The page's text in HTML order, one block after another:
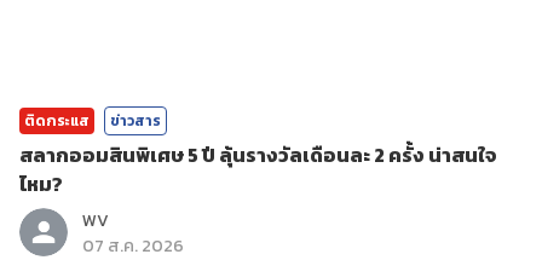
ติดกระแส ข่าวสาร
สลากออมสินพิเศษ 5 ปี ลุ้นรางวัลเดือนละ 2 ครั้ง น่าสนใจ
ไหม?
WV
07 ส.ค. 2026